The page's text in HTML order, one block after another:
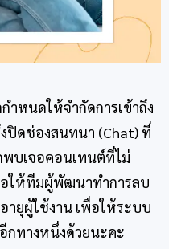
หนดให้จำกัดการเข้าถึง
ปิดช่องสนทนา (Chat) ที่
บเจอคอนเทนต์ที่ไม่
อให้ทีมผู้พัฒนาทำการลบ
ายุผู้ใช้งาน เพื่อให้ระบบ
กทางหนึ่งด้วยนะคะ